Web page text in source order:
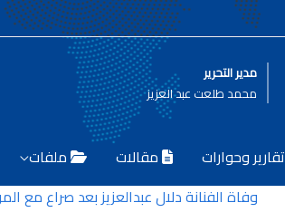
مدير التحرير
محمد طلعت عبد العزيز
تقارير وحوارات مقالات ملفات
وفاة الفنانة دلال عبدالعزيز بعد صراع مع المرض